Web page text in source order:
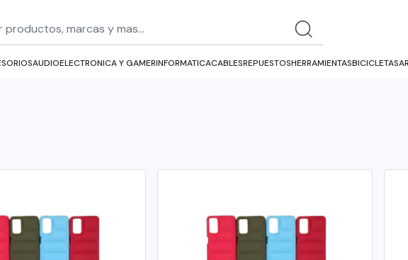
AUDIOELECTRONICA Y GAMERINFORMATICACABLESREPUESTOSHERRAMIENTASBICICLETAS